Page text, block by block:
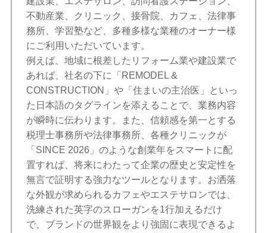
不動産業、クリニック、接骨院、カフェ、法律事
務所、学習塾など、多種多様な業種のオーナー様
にご利用いただいています。
例えば、地域に根差したリフォーム業や建設業で
あれば、社名の下に「REMODEL &
CONSTRUCTION」や「住まいの主治医」といっ
た日本語のタグラインを添えることで、業務内容
が瞬時に伝わります。また、信頼感を第一とする
税理士事務所や法律事務所、各種クリニックが
「SINCE 2026」のような創業年をスマートに配
置すれば、将来にわたって企業の歴史と安定性を
無言で証明する強力なツールとなります。お洒落
な外観が求められるカフェやエステサロンでは、
洗練された英字のスローガンを1行加えるだけ
で、ブランドの世界観をより強固に表現できるよ